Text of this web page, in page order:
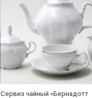
Сервиз чайный «Бернадотт